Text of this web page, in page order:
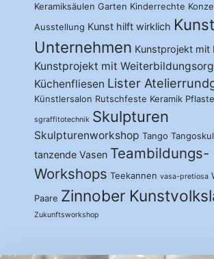
Keramiksäulen Garten Kinderrechte
Ausstellung Kunst hilft wirklich
Unternehmen Kunstprojekt mit
Kunstprojekt mit
Küchenfliesen Lister
Künstlersalon Rutschfeste Keramik
sgraffitotechnik Skulpturen
Skulpturenworkshop Tango
tanzende Vasen Teambildungs-
Workshops Teekannen vasa-pretiosa
Paare Zinnober
Zukunftsworkshop